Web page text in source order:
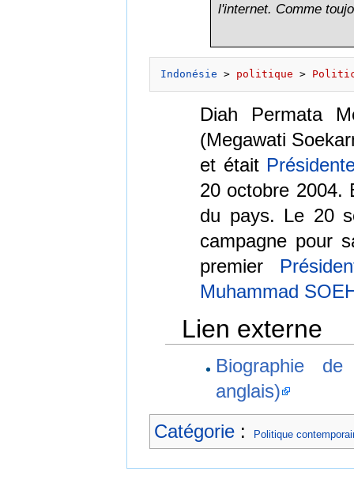
l'internet. Comme
Indonésie > politique >
Diah Permata
(Megawati
et était
20 octobre 2004.
du pays. Le 20
campagne pour
premier
Muhammad
Lien externe
Biographie
anglais)
Catégorie : Politique